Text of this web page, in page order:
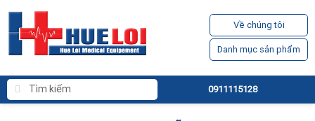
Về chúng tôi
Danh mục sản phẩm
0911115128